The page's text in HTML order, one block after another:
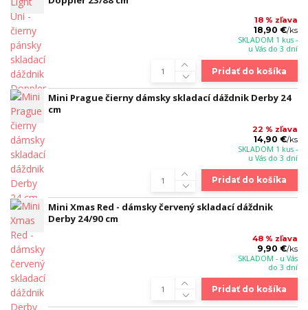
18 % zľava
18,90 €/ks
SKLADOM 1 kus -
u Vás do 3 dní
Pridať do košíka
Mini Prague čierny dámsky skladací dáždnik Derby 24
cm
22 % zľava
14,90 €/ks
SKLADOM 1 kus -
u Vás do 3 dní
Pridať do košíka
Mini Xmas Red - dámsky červený skladací dáždnik
Derby 24/90 cm
48 % zľava
9,90 €/ks
SKLADOM - u Vás
do 3 dní
Pridať do košíka